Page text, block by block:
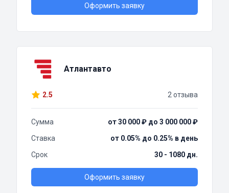
Оформить заявку
Атлантавто
2.5 2 отзыва
Сумма
от 30 000 ₽ до 3 000 000 ₽
Ставка
от 0.05% до 0.25% в день
Срок
30 - 1080 дн.
Оформить заявку